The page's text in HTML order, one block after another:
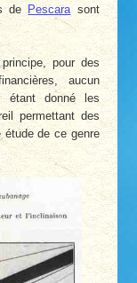
de Pescarasont
pour des
aucun
étant donné les
permettant des
de ce genre